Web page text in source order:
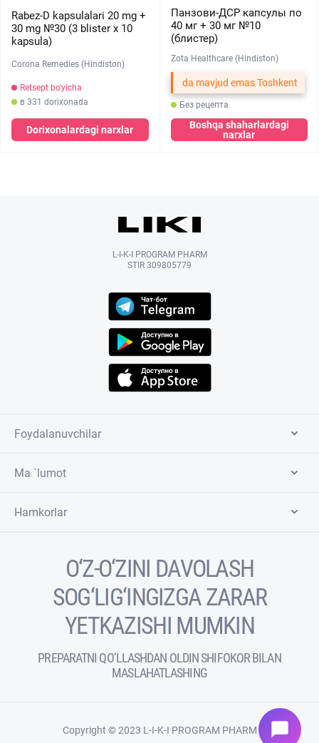
Rabez-D kapsulalari 20 mg +
30 mg №30 (3 blister х 10
kapsula)
Corona Remedies (Hindiston)
Retsept bo'yicha
в 331 dorixonada
Dorixonalardagi narxlar
Панзови-ДСР капсулы по
40 мг + 30 мг №10
(блистер)
Zota Healthcare (Hindiston)
da mavjud emas Toshkent
Без рецепта
Boshqa shaharlardagi
narxlar
L-I-K-I PROGRAM PHARM
STIR 309805779
Foydalanuvchilar
Ma `lumot
Hamkorlar
O‘Z-O‘ZINI DAVOLASH
SOG‘LIG‘INGIZGA ZARAR
YETKAZISHI MUMKIN
PREPARATNI QO‘LLASHDAN OLDIN SHIFOKOR BILAN
MASLAHATLASHING
Copyright © 2023 L-I-K-I PROGRAM PHARM chat_bubble